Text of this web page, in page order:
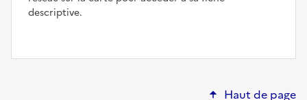
descriptive.
Haut de page